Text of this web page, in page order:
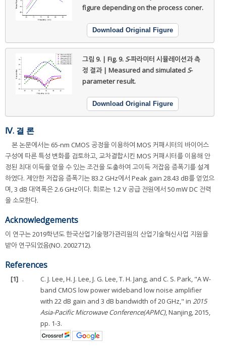
figure depending on the process coner.
Download Original Figure
그림 9. | Fig. 9.S-파라미터 시뮬레이션과 측
정 결과 | Measured and simulatedS-
parameter result.
Download Original Figure
Ⅳ. 결 론
본 논문에서는 65-nm CMOS 공정을 이용하여 MOS 커패시터의 바이어스
구성에 따른 특성 변화를 검토하고, 교차결합시킨 MOS 커패시터를 이용해 안
정된 최대 이득을 얻을 수 있는 조건을 도출하여 고이득 저잡음 증폭기를 설계
하였다. 제안한 저잡음 증폭기는 83.2 GHz에서 Peak gain 28.43 dB를 얻었으
며, 3 dB 대역폭은 2.6 GHz이다. 회로는 1.2 V 공급 전원에서 50 mW DC 전력
을 소모한다.
Acknowledgements
이 연구는 2019학년도 한국산업기술평가관리원의 산업기술혁신사업 지원을
받아 연구되었음(NO. 2002712).
References
[1] .
C. J. Lee, H. J. Lee, J. G. Lee, T. H. Jang, and C. S. Park, "A W-
band CMOS low power wideband low noise amplifier
with 22 dB gain and 3 dB bandwidth of 20 GHz," in2015
Asia-Pacific Microwave Conference(APMC), Nanjing, 2015,
pp. 1-3.